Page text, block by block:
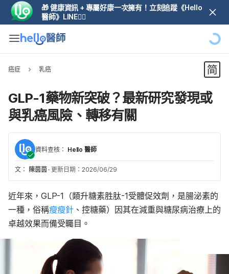
🎁 健康資訊 + 專屬好康一次擁有！立刻追蹤《Hello
醫師》LINE👆🏼
癌症 乳癌
GLP-1藥物新突破？最新研究發現或
與乳癌風險、轉移有關
資料查核： Hello 醫師
文： 陳茵茵 · 更新日期：2026/06/29
近年來，GLP-1（類升糖素胜肽-1受體促效劑，是腸泌素的
一種，俗稱瘦瘦針 、控糖藥）因其在減重與糖尿病治療上的
卓越效果而備受矚目。